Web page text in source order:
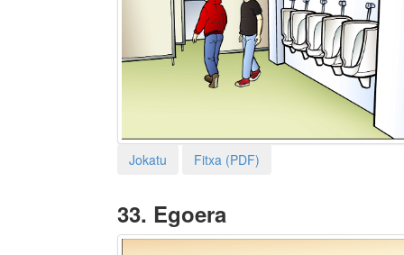
Jokatu Fitxa (PDF)
33. Egoera